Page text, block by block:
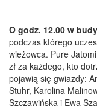
O godz. 12.00 w
podczas którego
wieżowca. Pure
zł za każdego, kto
pojawią się gwiazdy:
Stuhr, Karolina
Szczawińska i Ewa